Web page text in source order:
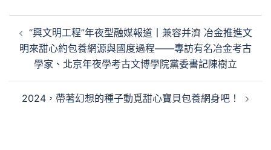
章
導
“興文明工程”年夜型融媒報道丨兼容并濟 冶金推進文
明來甜心約包養網源與國度過程——專訪有名冶金考古
學家、北京年夜學考古文博學院黨委書記陳樹立
2024，帶著幻想的種子動覓甜心寶貝包養網身吧！